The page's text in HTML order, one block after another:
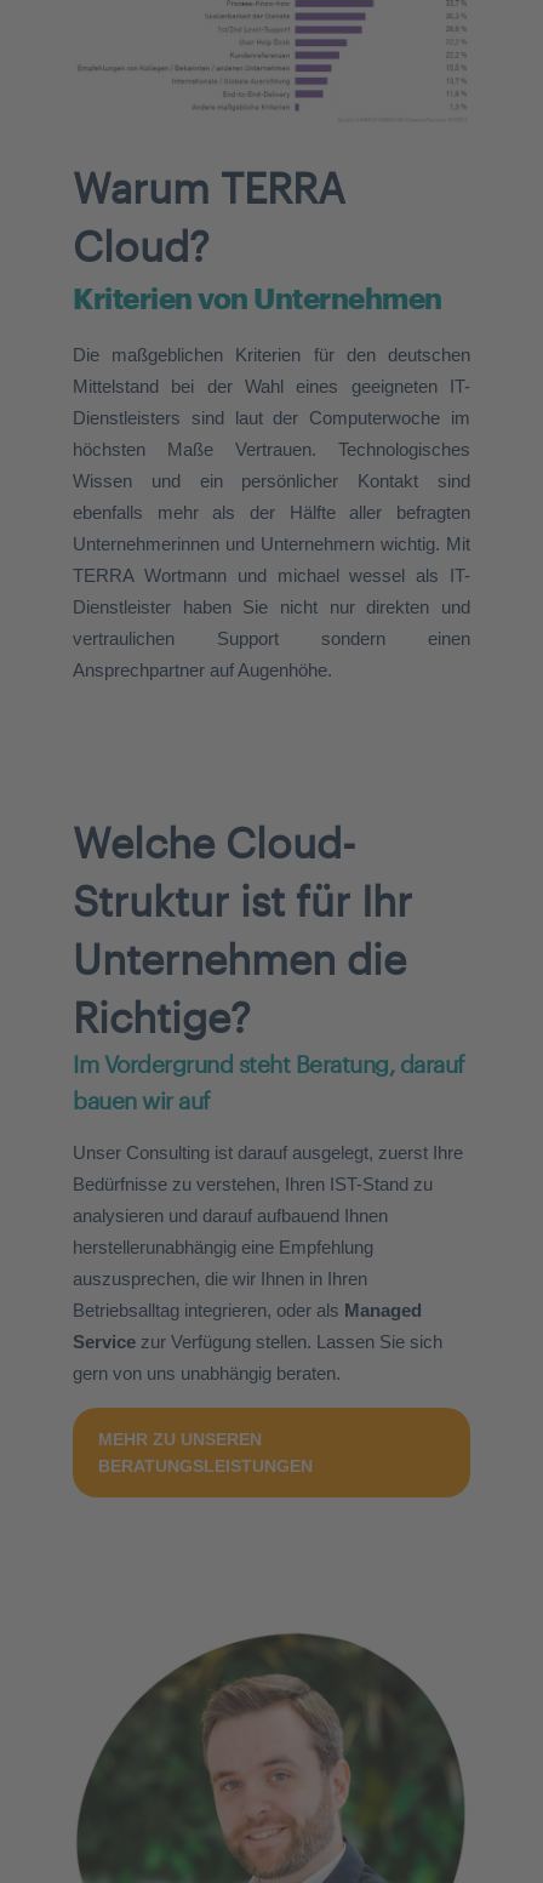
Warum TERRA
Cloud?
Kriterien von Unternehmen
Die maßgeblichen Kriterien für den deutschen
Mittelstand bei der Wahl eines geeigneten IT-
Dienstleisters sind laut der Computerwoche im
höchsten Maße Vertrauen. Technologisches
Wissen und ein persönlicher Kontakt sind
ebenfalls mehr als der Hälfte aller befragten
Unternehmerinnen und Unternehmern wichtig. Mit
TERRA Wortmann und michael wessel als IT-
Dienstleister haben Sie nicht nur direkten und
vertraulichen Support sondern einen
Ansprechpartner auf Augenhöhe.
Welche Cloud-
Struktur ist für Ihr
Unternehmen die
Richtige?
Im Vordergrund steht Beratung, darauf
bauen wir auf
Unser Consulting ist darauf ausgelegt, zuerst Ihre
Bedürfnisse zu verstehen, Ihren IST-Stand zu
analysieren und darauf aufbauend Ihnen
herstellerunabhängig eine Empfehlung
auszusprechen, die wir Ihnen in Ihren
Betriebsalltag integrieren, oder als Managed
Service zur Verfügung stellen. Lassen Sie sich
gern von uns unabhängig beraten.
MEHR ZU UNSEREN
BERATUNGSLEISTUNGEN